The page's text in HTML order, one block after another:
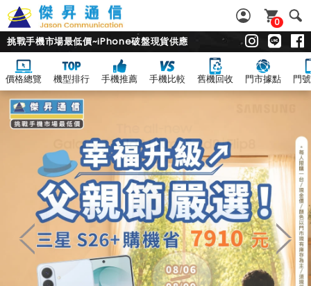
0
挑戰手機市場最低價~iPhone破盤現貨供應
價格總覽 機型排行 手機推薦 手機比較 舊機回收 門市據點 門